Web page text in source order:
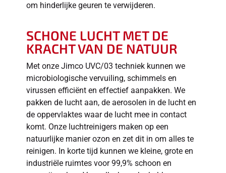
om hinderlijke geuren te verwijderen.
SCHONE LUCHT MET DE
KRACHT VAN DE NATUUR
Met onze Jimco UVC/03 techniek kunnen we
microbiologische vervuiling, schimmels en
virussen efficiënt en effectief aanpakken. We
pakken de lucht aan, de aerosolen in de lucht en
de oppervlaktes waar de lucht mee in contact
komt. Onze luchtreinigers maken op een
natuurlijke manier ozon en zet dit in om alles te
reinigen. In korte tijd kunnen we kleine, grote en
industriële ruimtes voor 99,9% schoon en